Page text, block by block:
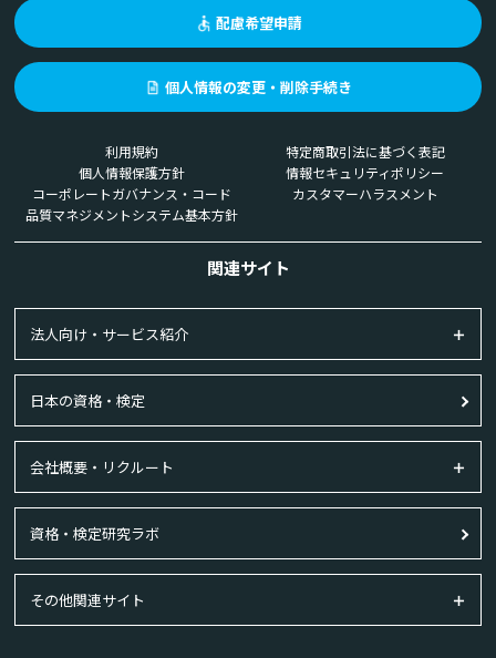
配慮希望申請
個人情報の変更・削除手続き
利用規約
特定商取引法に基づく表記
個人情報保護方針
情報セキュリティポリシー
コーポレートガバナンス・コード
カスタマーハラスメント
品質マネジメントシステム基本方針
関連サイト
法人向け・サービス紹介
日本の資格・検定
会社概要・リクルート
資格・検定研究ラボ
その他関連サイト